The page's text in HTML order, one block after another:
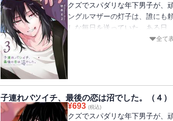
クズでスパダリな年下男子が、
ングルマザーの灯子は、誰にも
しな毎日を送っていた。ある日
けたのは、隣の部屋に住む男子
全て
子連れバツイチ、最後の恋は沼でした。（４）
¥693 (税込)
クズでスパダリな年下男子が、